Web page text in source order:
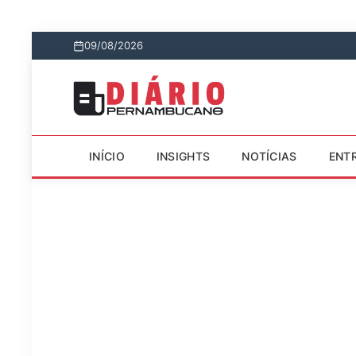
09/08/2026
INÍCIO INSIGHTS NOTÍCIAS